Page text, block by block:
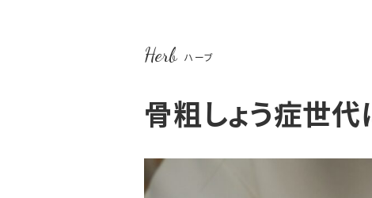
Herb ハーブ
骨粗しょう症世